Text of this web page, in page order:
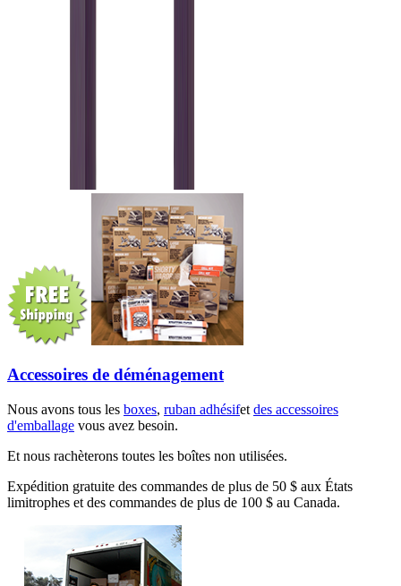
Accessoires de déménagement
Nous avons tous les boxes, ruban adhésifet des accessoires
d'emballage vous avez besoin.
Et nous rachèterons toutes les boîtes non utilisées.
Expédition gratuite des commandes de plus de 50 $ aux États
limitrophes et des commandes de plus de 100 $ au Canada.